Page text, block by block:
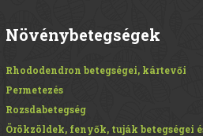
Növénybetegségek
Rhododendron betegségei, kártevői
Permetezés
Rozsdabetegség
Örökzöldek, fenyők, tuják betegségei